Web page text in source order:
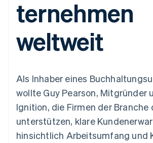
Zugriff auf mehr als
125
Zahlungen vor Ort
Authorization
Autorisierungsraten
Beschleunigter
Bezahlvorgang
Connections
Verbundene
Geldmanagement
Plattformen
SaaS
KI-Unternehmen
Creator Economy
Gaming
Freizeit
Versicherungen
Marktplatz auf
Grundlagen der
Abonnementverwaltung
So setzen Sie
nutzungsbasierte
Karten ausgeben: So
geht´s
Bereitstellung und
Verwaltung von
Diensten mit Agenten
Produkt-Roadmap
Stripe Sessions
Karriere
Newsroom
Stripe Press
Sales-Team
kontaktieren
Partner werden
ternehmen
weltweit
Als Inhaber eines
wollte Guy Pearson, Mitgründer
Ignition, die Firmen der Branche
unterstützen, klare
hinsichtlich Arbeitsumfang und